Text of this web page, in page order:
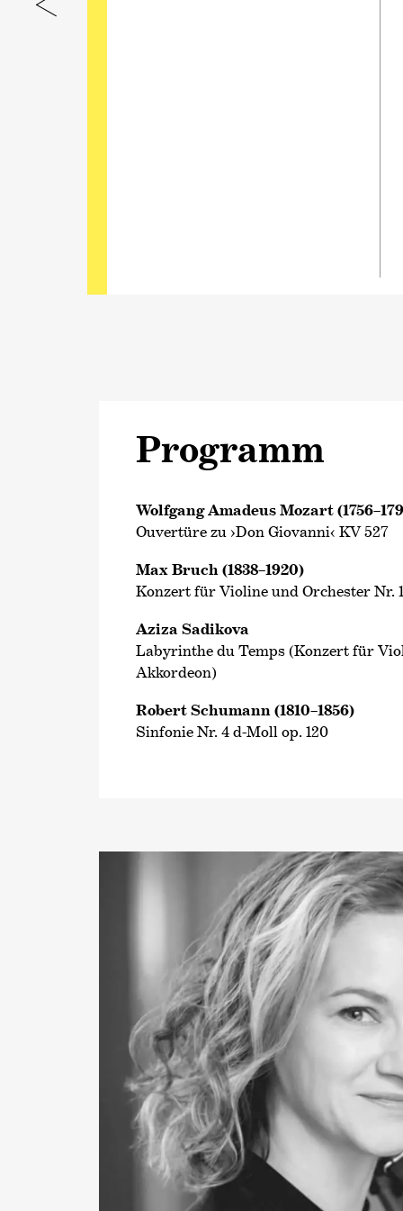
Programm
Wolfgang Amadeus Mozart
Ouvertüre zu ›Don Giovanni‹ KV 527
Max Bruch (1838–1920)
Konzert für Violine und Orchester Nr.
Aziza Sadikova
Labyrinthe du Temps (Konzert für
Akkordeon)
Robert Schumann (1810–1856)
Sinfonie Nr. 4 d-Moll op. 120